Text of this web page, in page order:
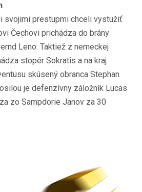
svojimi prestupmi chceli vystužiť
Čechovi prichádza do brány
Leno. Taktiež z nemeckej
stopér Sokratis a na kraj
skúsený obranca Stephan
je defenzívny záložník Lucas
zo Sampdorie Janov za 30